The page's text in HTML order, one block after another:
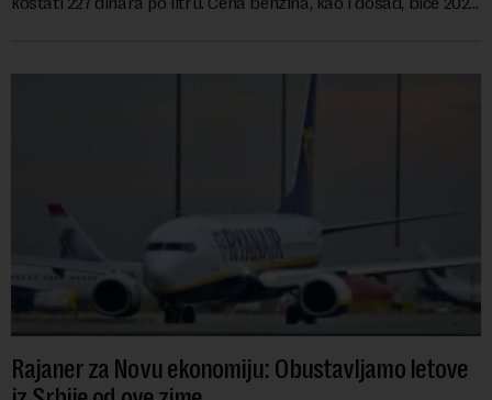
Rajaner za Novu ekonomiju: Obustavljamo letove